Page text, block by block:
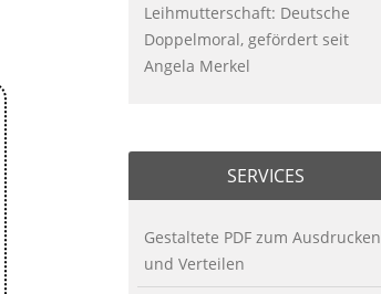
Leihmutterschaft: Deutsche
Doppelmoral, gefördert seit
Angela Merkel
SERVICES
Gestaltete PDF zum Ausdrucken
und Verteilen